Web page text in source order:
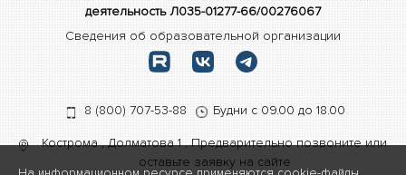
деятельность Л035-01277-66/00276067
Сведения об образовательной организации
8 (800) 707-53-88 Будни с 09.00 до 18.00
Кострома ,Долматова 1 ,Предварительно позвоните или
оставьте заявку на сайте